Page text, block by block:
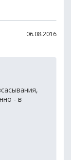
06.08.2016
- в